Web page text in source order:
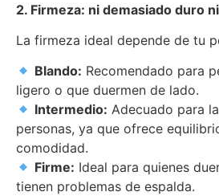
2. Firmeza: ni demasiado duro
La firmeza ideal depende de tu
Blando: Recomendado para
ligero o que duermen de lado.
Intermedio: Adecuado para
personas, ya que ofrece
comodidad.
Firme: Ideal para quienes
tienen problemas de espalda.